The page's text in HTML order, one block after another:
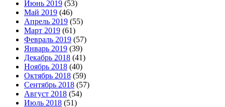
Июнь 2019 (53)
Май 2019 (46)
Апрель 2019 (55)
Март 2019 (61)
Февраль 2019 (57)
Январь 2019 (39)
Декабрь 2018 (41)
Ноябрь 2018 (40)
Октябрь 2018 (59)
Сентябрь 2018 (57)
Август 2018 (54)
Июль 2018 (51)